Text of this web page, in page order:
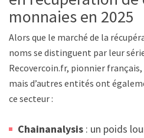
monnaies en 2025
Alors que le marché de la
noms se distinguent par leur
Recovercoin.fr, pionnier
mais d’autres entités ont
ce secteur :
Chainanalysis : un poids